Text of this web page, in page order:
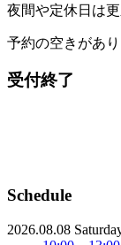
夜間や定休日は
予約の空きがあ
受付終了
Schedule
2026.08.08